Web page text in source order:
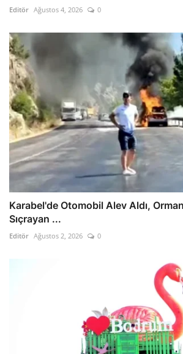
Editör Ağustos 4, 2026 0
Karabel'de Otomobil Alev Aldı,
Sıçrayan ...
Editör Ağustos 2, 2026 0